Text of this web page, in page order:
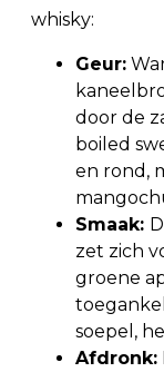
whisky:
Geur:
door de
boiled
en rond,
Smaak:
zet zich
groene
soepel,
Afdronk: